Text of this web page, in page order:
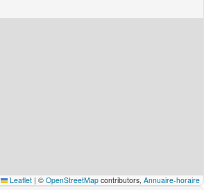
Leaflet | © OpenStreetMap contributors, Annuaire-horaire